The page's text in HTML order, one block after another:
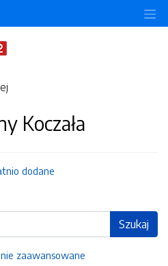
Koczała
dodane
Szukaj
zaawansowane